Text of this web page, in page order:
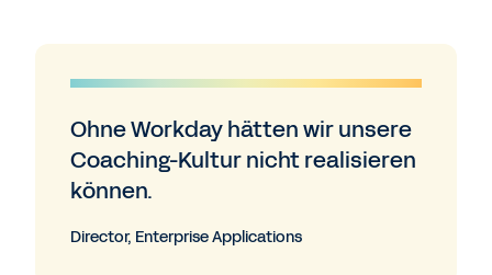
Ohne Workday hätten wir unsere
Coaching-Kultur nicht realisieren
können.
Director, Enterprise Applications